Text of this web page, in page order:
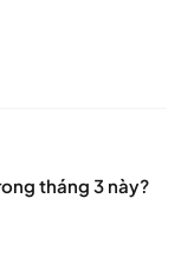
tháng 3 này?